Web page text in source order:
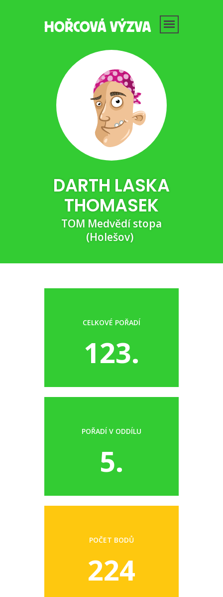
DARTH LASKA
THOMASEK
TOM Medvědí stopa
(Holešov)
CELKOVÉ POŘADÍ
123.
POŘADÍ V ODDÍLU
5.
POČET BODŮ
224